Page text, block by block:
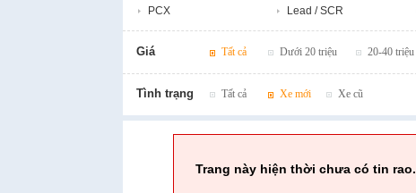
PCX Lead / SCR
Giá Tất cả Dưới 20 triệu 20-40 triệu
Tình trạng Tất cả Xe mới Xe cũ
Trang này hiện thời chưa có tin rao.